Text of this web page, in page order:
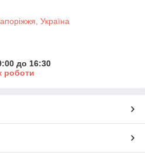
Україна
до 16:30
роботи